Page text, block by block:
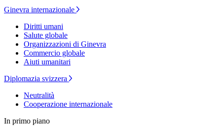
Ginevra internazionale
Diritti umani
Salute globale
Organizzazioni di Ginevra
Commercio globale
Aiuti umanitari
Diplomazia svizzera
Neutralità
Cooperazione internazionale
In primo piano